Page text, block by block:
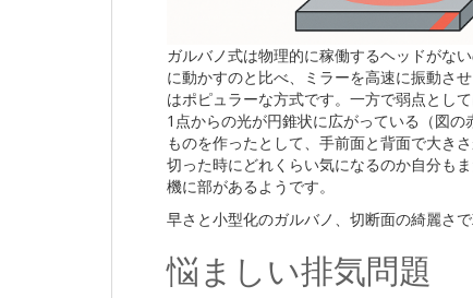
ガルバノ式は物理的に稼働するヘッドがな
に動かすのと比べ、ミラーを高速に振動さ
はポピュラーな方式です。一方で弱点とし
1点からの光が円錐状に広がっている（図
ものを作ったとして、手前面と背面で大き
切った時にどれくらい気になるのか自分も
機に部があるようです。
早さと小型化のガルバノ、切断面の綺麗さで
悩ましい排気問題